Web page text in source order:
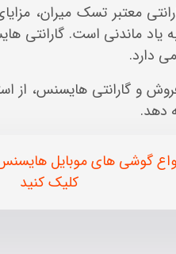
معتبر تسک میران،
یاد ماندنی است. گارانتی
دارد.
و گارانتی هایسنس، از
دهد.
گوشی های موبایل
کلیک کنید